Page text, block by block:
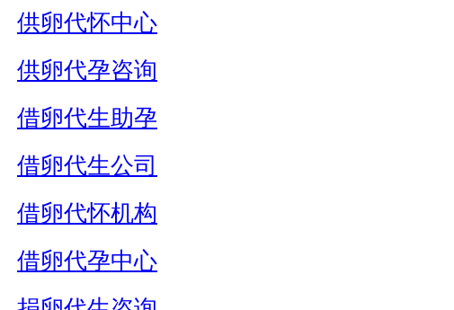
供卵代怀中心
供卵代孕咨询
借卵代生助孕
借卵代生公司
借卵代怀机构
借卵代孕中心